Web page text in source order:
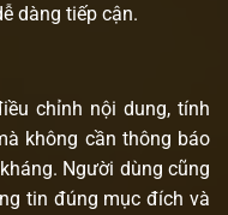
dàng tiếp cận.
chỉnh nội dung, tính
không cần thông báo
Người dùng cũng
tin đúng mục đích và